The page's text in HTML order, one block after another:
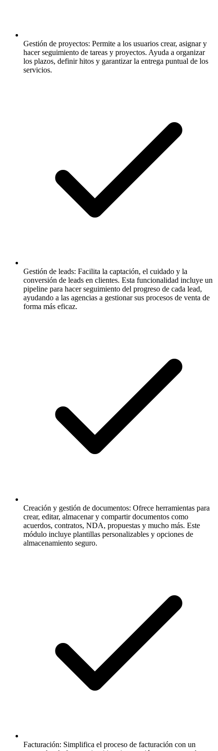
Gestión de proyectos: Permite a los usuarios crear, asignar y
hacer seguimiento de tareas y proyectos. Ayuda a organizar
los plazos, definir hitos y garantizar la entrega puntual de los
servicios.
Gestión de leads: Facilita la captación, el cuidado y la
conversión de leads en clientes. Esta funcionalidad incluye un
pipeline para hacer seguimiento del progreso de cada lead,
ayudando a las agencias a gestionar sus procesos de venta de
forma más eficaz.
Creación y gestión de documentos: Ofrece herramientas para
crear, editar, almacenar y compartir documentos como
acuerdos, contratos, NDA, propuestas y mucho más. Este
módulo incluye plantillas personalizables y opciones de
almacenamiento seguro.
Facturación: Simplifica el proceso de facturación con un